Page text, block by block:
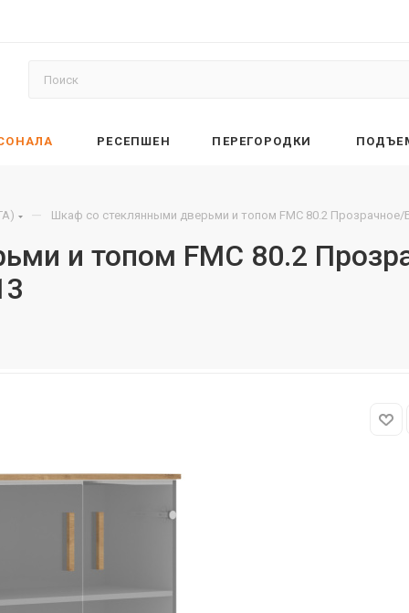
РЕСЕПШЕН ПЕРЕГОРОДКИ
— Шкаф со стеклянными дверьми и топом FMC 80.2
и топом FMC 80.2